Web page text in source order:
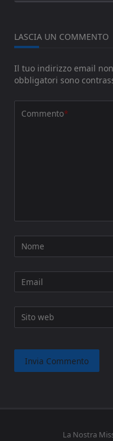
LASCIA UN COMMENTO
Il tuo indirizzo email
obbligatori sono
Commento*
Nome
Email
Sito web
La Nostra